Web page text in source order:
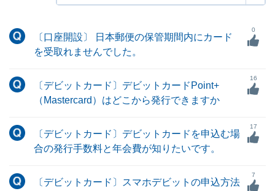
〔口座開設〕 日本郵便の保管期間内にカード
を受取れませんでした。
0
〔デビットカード〕デビットカードPoint+
（Mastercard）はどこから発行できますか
16
〔デビットカード〕デビットカードを申込む場
合の発行手数料と年会費が知りたいです。
17
〔デビットカード〕スマホデビットの申込方法
7